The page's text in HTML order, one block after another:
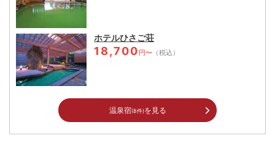
ホテルひさご荘
18,700 円〜 （税込）
温泉宿(8件)を見る